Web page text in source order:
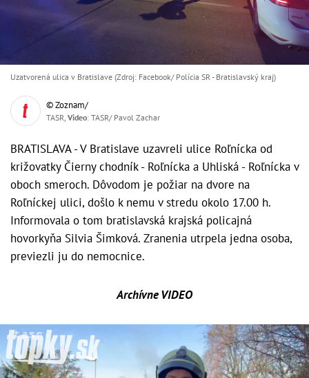
Uzatvorená ulica v Bratislave (Zdroj: Facebook/ Polícia SR - Bratislavský kraj)
© Zoznam/
TASR, Video: TASR/ Pavol Zachar
BRATISLAVA - V Bratislave uzavreli ulice Roľnícka od
križovatky Čierny chodník - Roľnícka a Uhliská - Roľnícka v
oboch smeroch. Dôvodom je požiar na dvore na
Roľníckej ulici, došlo k nemu v stredu okolo 17.00 h.
Informovala o tom bratislavská krajská policajná
hovorkyňa Silvia Šimková. Zranenia utrpela jedna osoba,
previezli ju do nemocnice.
Archívne VIDEO